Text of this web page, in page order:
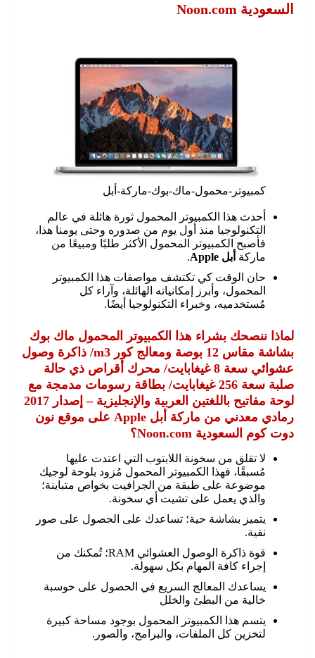
السعودية Noon.com
كمبيوتر-محمول-ماك-بوك-ماركة-أبل
أحدث هذا الكمبيوتر المحمول ثورة هائلة في عالم
التكنولوجيا منذ أول يوم من صدوره وحتى يومنا هذا،
فأصبح الكمبيوتر المحمول الأكثر طلبًا ومبيعًا من
ماركة أبل Apple
.
حان الوقت كي تكتشف مواصفات هذا الكمبيوتر
المحمول، وأبرز إمكانياته الهائلة، وآراء كل
مُستخدميه، وخبراء التكنولوجيا أيضًا.
لماذا ننصحك بشراء هذا الكمبيوتر المحمول ماك بوك
بشاشة مقاس 12 بوصة ومعالج كور m3/ ذاكرة وصول
عشوائي سعة 8 غيغابايت/ محرك أقراص ذي حالة
صلبة سعة 256 غيغابايت/ بطاقة رسومات مدمجة مع
لوحة مفاتيح باللغتين العربية والإنجليزية – إصدار 2017
رمادي معدني من ماركة أبل Apple على موقع نون
دوت كوم السعودية Noon.com؟
لا تقلق من سخونة اللابتوب التي اعتدت عليها
مُسبقًا، فهذا الكمبيوتر المحمول مُزود بلوحة لوجيك
موضوعة على طبقة من الجرافيت بخواص متباينة؛
والذي يعمل على تشيت أي سخونة.
يتميز بشاشة حية؛ تساعدك على الحصول على صور
نقية.
قوة ذاكرة الوصول العشوائي RAM؛ تُمكنك من
إجراء كافة المهام بكل سهولة.
يساعدك المعالج السريع في الحصول على حوسبة
خالية من البطئ والخلل
يتسم هذا الكمبيوتر المحمول بوجود مساحة كبيرة
لتخزين كل الملفات، والبرامج، والصور.